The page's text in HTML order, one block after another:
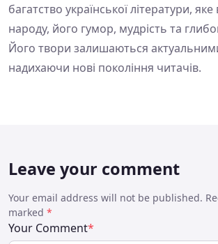
багатство української літератури,
народу, його гумор, мудрість та
Його твори залишаються
надихаючи нові покоління читачів.
Leave your comment
Your email address will not be published.
marked *
Your Comment*